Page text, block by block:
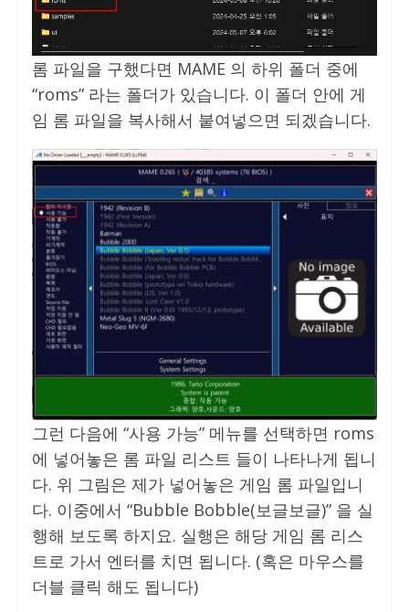
롬 파일을 구했다면 MAME 의 하위 폴더 중에
“roms” 라는 폴더가 있습니다. 이 폴더 안에 게
임 롬 파일을 복사해서 붙여넣으면 되겠습니다.
그런 다음에 “사용 가능” 메뉴를 선택하면 roms
에 넣어놓은 롬 파일 리스트 들이 나타나게 됩니
다. 위 그림은 제가 넣어놓은 게임 롬 파일입니
다. 이중에서 “Bubble Bobble(보글보글)” 을 실
행해 보도록 하지요. 실행은 해당 게임 롬 리스
트로 가서 엔터를 치면 됩니다. (혹은 마우스를
더블 클릭 해도 됩니다)